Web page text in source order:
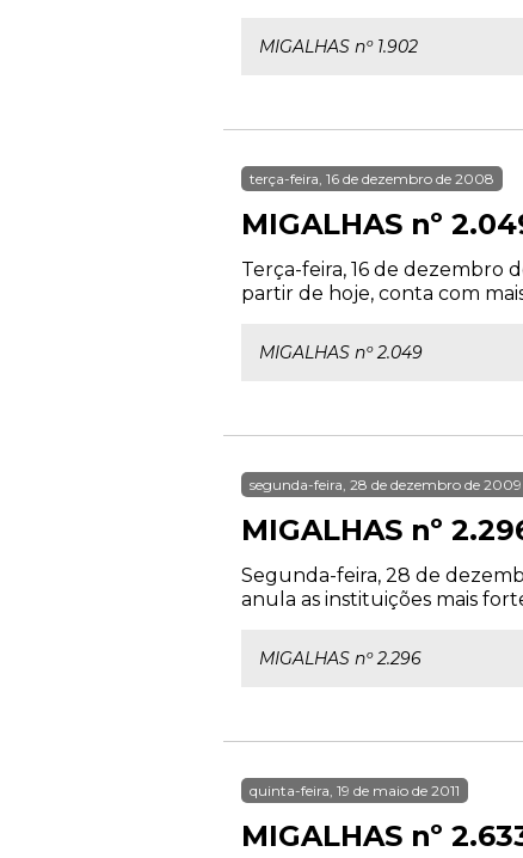
MIGALHAS nº 1.902
terça-feira, 16 de dezembro de 2008
MIGALHAS nº
Terça-feira, 16 de dezembro
partir de hoje, conta com
MIGALHAS nº 2.049
segunda-feira, 28 de dezembro de 2009
MIGALHAS nº
Segunda-feira, 28 de
anula as instituições mais
MIGALHAS nº 2.296
quinta-feira, 19 de maio de 2011
MIGALHAS nº